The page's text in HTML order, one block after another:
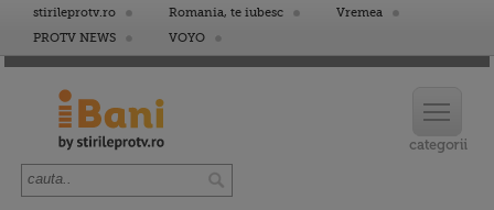
stirileprotv.ro Romania, te iubesc
Vremea
PROTV NEWS
VOYO